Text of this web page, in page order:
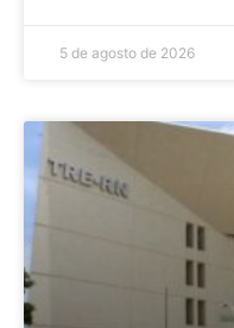
5 de agosto de 2026